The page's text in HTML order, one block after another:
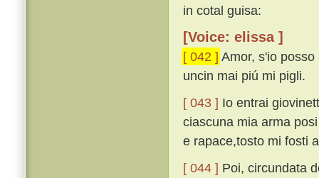
in cotal guisa:
[Voice: elissa ]
[ 042 ] Amor, s'io
uncin mai piú mi pigli.
[ 043 ] Io entrai
ciascuna mia arma
e rapace,tosto mi fosti
[ 044 ] Poi, circundata